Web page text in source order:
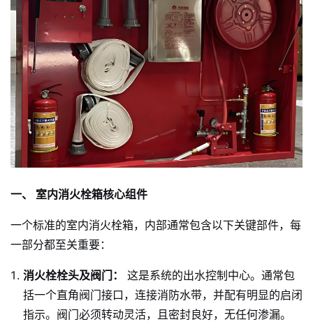
一、 室内消火栓箱核心组件
一个标准的室内消火栓箱，内部通常包含以下关键部件，每
一部分都至关重要：
消火栓栓头及阀门：
这是系统的出水控制中心。通常包
括一个直角阀门接口，连接消防水带，并配有明显的启闭
指示。阀门必须转动灵活，且密封良好，无任何渗漏。